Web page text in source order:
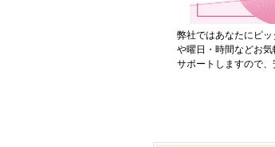
弊社ではあなたにピ
や曜日・時間などお
サポートしますので、